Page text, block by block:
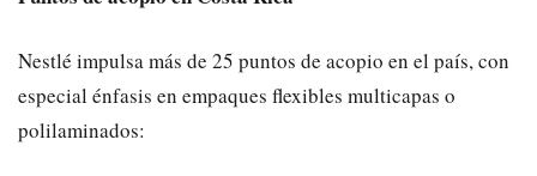
Nestlé impulsa más de 25 puntos de acopio en el país, con
especial énfasis en empaques flexibles multicapas o
polilaminados: